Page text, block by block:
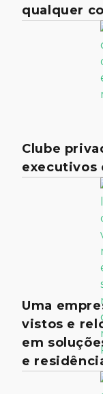
qualquer
Clube
executivos
Uma
vistos e
em
e